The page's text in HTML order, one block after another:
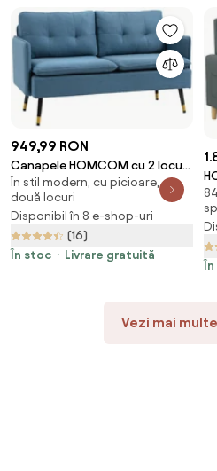
949,99 RON
Canapele HOMCOM cu 2 locuri
din tesatura cu buton cu
perne, albastru inchis | Aosom
Romania
În stil modern, cu picioare, cu
două locuri
Disponibil în 8 e-shop-uri
(16)
În stoc
Livrare gratuită
Vezi mai